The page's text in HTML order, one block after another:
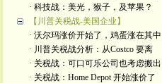
· 科技战：美光，猴子，及苹果？
【川普关税战-美国企业】
· 沃尔玛涨价开始了，鸡蛋涨在其中
· 川普关税战分析：从Costco 要离
· 关税战：可口可乐公司也考虑搬出
· 关税战：Home Depot 开始涨价了